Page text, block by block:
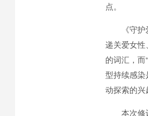
点。
《守护爱
递关爱女性
的词汇，而
型持续感染
动探索的兴
本次修订